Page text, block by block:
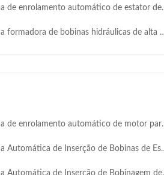
de estator de alta capacidade com 2 cabeças de enrolamento e 4 estações - cabeça dupla para fabricação de máquinas de lavar e motores de eletrodomésticos de alto volume
bobinas hidráulicas de alta precisão para motores EV - para fabricação de motores de veículos elétricos e de energia nova
automático de motor para economia de mão de obra para estator OD 110-210mm - para motores, bombas e compressores industriais
de Inserção de Bobinas de Estator com OD de Estator de Φ160mm e Troca Rápida de Ferramentas para Motores AC
de Inserção de Bobinagem de Estator para Bobinagens de Estator AC / DC SMT-QX10